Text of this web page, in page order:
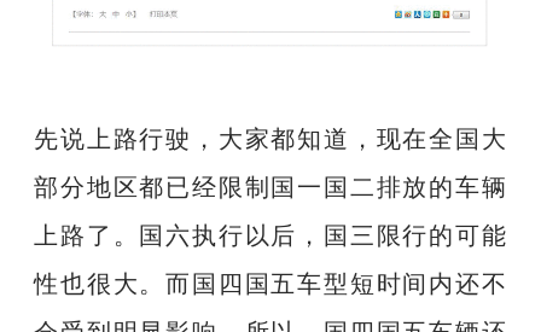
先说上路行驶，大家都知道，现在全国大
部分地区都已经限制国一国二排放的车辆
上路了。国六执行以后，国三限行的可能
性也很大。而国四国五车型短时间内还不